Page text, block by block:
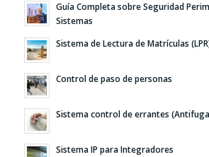
Guía Completa sobre Seguridad
Sistemas
Sistema de Lectura de Matrículas
Control de paso de personas
Sistema control de errantes
Sistema IP para Integradores